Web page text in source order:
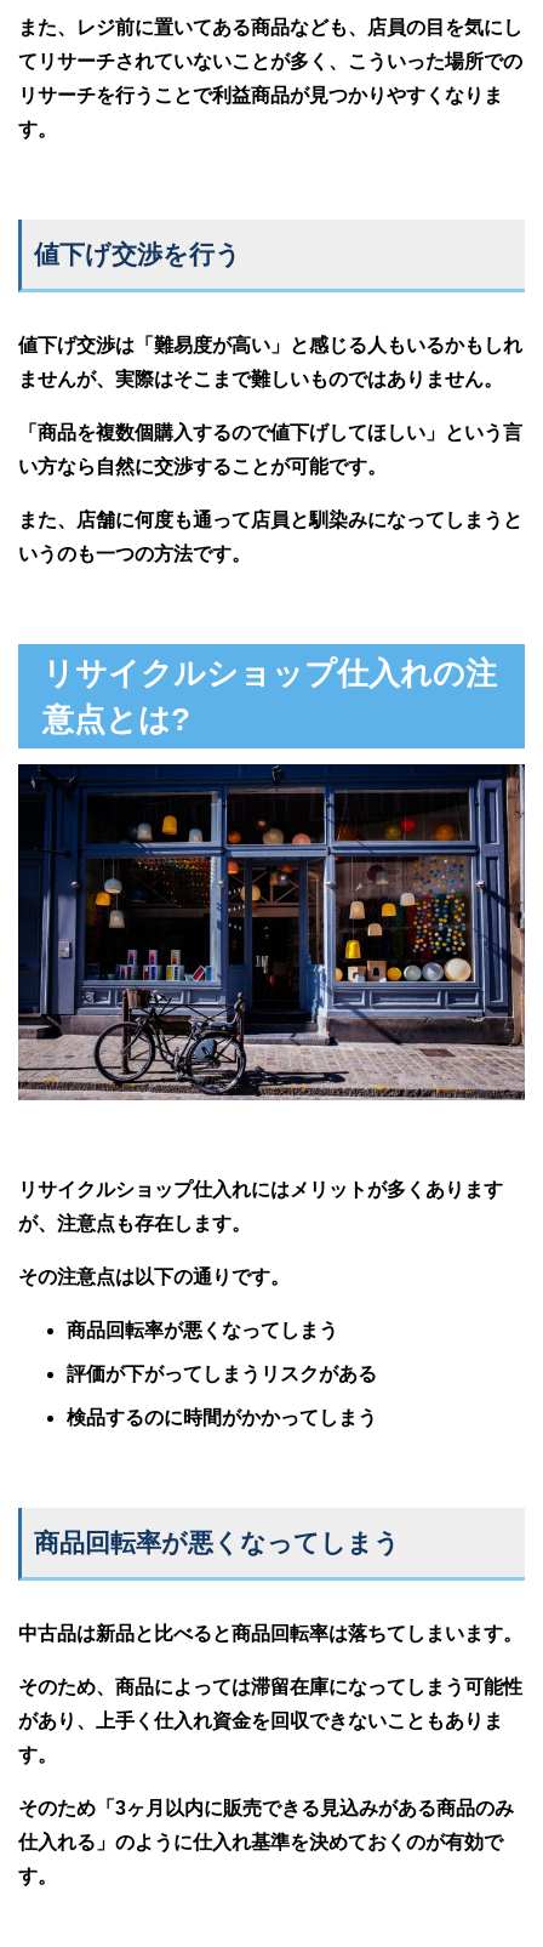
また、レジ前に置いてある商品なども、店員の目を気にし
てリサーチされていないことが多く、こういった場所での
リサーチを行うことで利益商品が見つかりやすくなりま
す。
値下げ交渉を行う
値下げ交渉は「難易度が高い」と感じる人もいるかもしれ
ませんが、実際はそこまで難しいものではありません。
「商品を複数個購入するので値下げしてほしい」という言
い方なら自然に交渉することが可能です。
また、店舗に何度も通って店員と馴染みになってしまうと
いうのも一つの方法です。
リサイクルショップ仕入れの注
意点とは?
リサイクルショップ仕入れにはメリットが多くあります
が、注意点も存在します。
その注意点は以下の通りです。
商品回転率が悪くなってしまう
評価が下がってしまうリスクがある
検品するのに時間がかかってしまう
商品回転率が悪くなってしまう
中古品は新品と比べると商品回転率は落ちてしまいます。
そのため、商品によっては滞留在庫になってしまう可能性
があり、上手く仕入れ資金を回収できないこともありま
す。
そのため「3ヶ月以内に販売できる見込みがある商品のみ
仕入れる」のように仕入れ基準を決めておくのが有効で
す。